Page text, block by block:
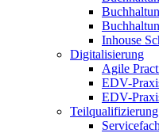
Inhouse
Digitalisierung
Agile
EDV-
EDV-
Teilqualifizierung